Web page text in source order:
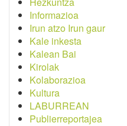
Informazioa
Irun atzo Irun gaur
Kale inkesta
Kalean Bai
Kirolak
Kolaborazioa
Kultura
LABURREAN
Publierreportajea